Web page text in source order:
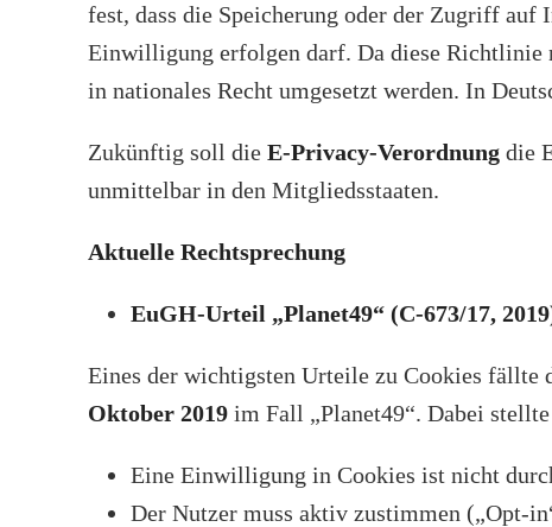
fest, dass die Speicherung oder der Zugriff
Einwilligung erfolgen darf. Da diese
in nationales Recht umgesetzt werden. In
Zukünftig soll die E-Privacy-Verordnung die
unmittelbar in den Mitgliedsstaaten.
Aktuelle Rechtsprechung
EuGH-Urteil „Planet49“ (C-673/17,
Eines der wichtigsten Urteile zu Cookies fällte
Oktober 2019 im Fall „Planet49“. Dabei
Eine Einwilligung in Cookies ist nicht
Der Nutzer muss aktiv zustimmen („Opt-